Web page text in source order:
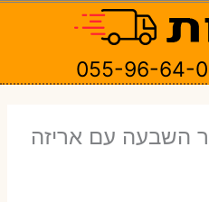
055-96-64-
השבעה עם אריזה